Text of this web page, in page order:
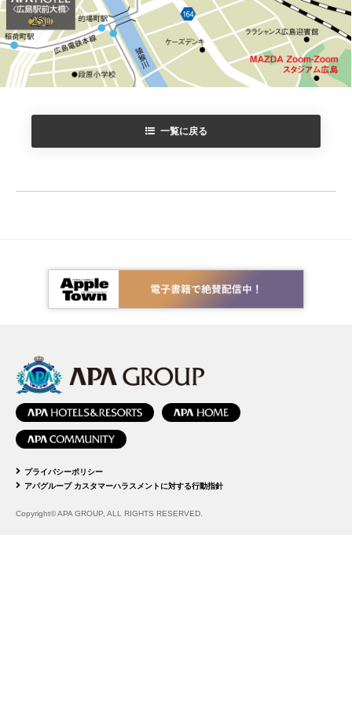
一覧に戻る
プライバシーポリシー
アパグループ カスタマーハラスメントに対する行動指針
Copyright© APA GROUP, ALL RIGHTS RESERVED.